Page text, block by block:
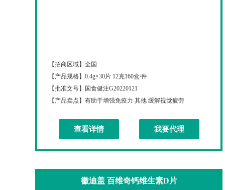
【招商区域】 全国
【产品规格】 0.4g×30片 12克160盒/件
【批准文号】
国食健注G20220121
【产品卖点】 有助于增强免疫力 其他 缓解视觉疲劳
查看详情 我要代理
徽迪盖 百维奇钙维生素D片